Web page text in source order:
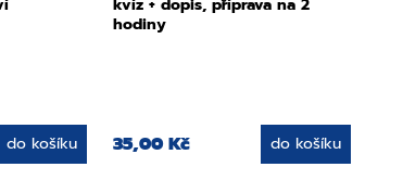
do košíku
kvíz + dopis, příprava na 2
hodiny
35,00 Kč do košíku